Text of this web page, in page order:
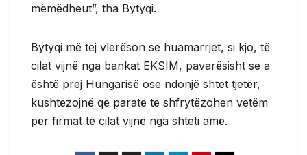
mëmëdheut”, tha Bytyqi.
Bytyqi më tej vlerëson se huamarrjet, si kjo, të
cilat vijnë nga bankat EKSIM, pavarësisht se a
është prej Hungarisë ose ndonjë shtet tjetër,
kushtëzojnë që paratë të shfrytëzohen vetëm
për firmat të cilat vijnë nga shteti amë.